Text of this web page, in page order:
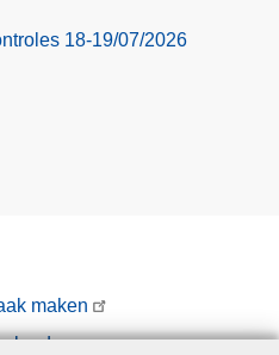
18-19/07/2026
maken